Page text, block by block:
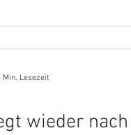
wieder nach
Min. Lesezeit